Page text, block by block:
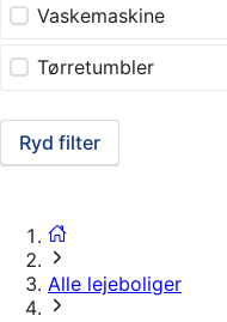
Vaskemaskine
Tørretumbler
Ryd filter
Alle lejeboliger